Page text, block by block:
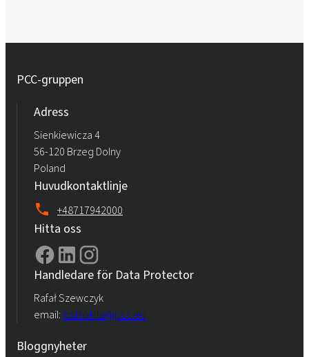
PCC-gruppen
Adress
Sienkiewicza 4
56-120 Brzeg Dolny
Poland
Huvudkontaktlinje
+48717942000
Hitta oss
Handledare för Data Protector
Rafał Szewczyk
email: iod.rokita@pcc.eu
Bloggnyheter